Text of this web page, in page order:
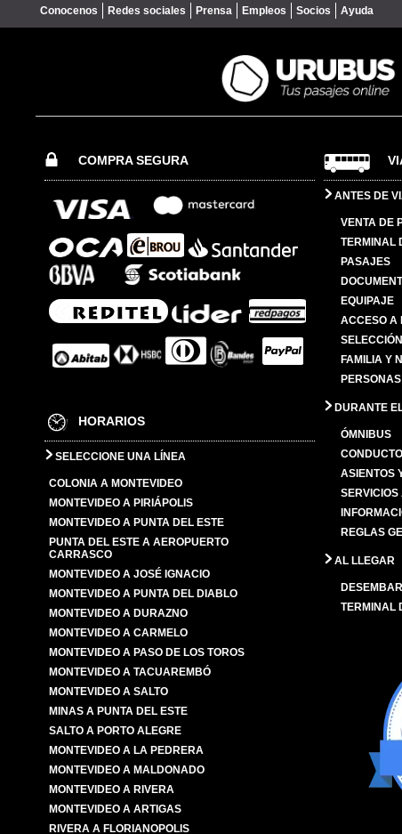
Conocenos Redes sociales Prensa Empleos Socios Ayuda
COMPRA SEGURA
HORARIOS
SELECCIONE UNA LÍNEA
COLONIA A MONTEVIDEO
MONTEVIDEO A PIRIÁPOLIS
MONTEVIDEO A PUNTA DEL ESTE
PUNTA DEL ESTE A AEROPUERTO
CARRASCO
MONTEVIDEO A JOSÉ IGNACIO
MONTEVIDEO A PUNTA DEL DIABLO
MONTEVIDEO A DURAZNO
MONTEVIDEO A CARMELO
MONTEVIDEO A PASO DE LOS TOROS
MONTEVIDEO A TACUAREMBÓ
MONTEVIDEO A SALTO
MINAS A PUNTA DEL ESTE
SALTO A PORTO ALEGRE
MONTEVIDEO A LA PEDRERA
MONTEVIDEO A MALDONADO
MONTEVIDEO A RIVERA
MONTEVIDEO A ARTIGAS
RIVERA A FLORIANOPOLIS
ANTES DE
VENTA DE
TERMINAL
PASAJES
EQUIPAJE
ACCESO A
FAMILIA Y
DURANTE
ÓMNIBUS
ASIENTOS
SERVICIOS
REGLAS
AL LLEGAR
TERMINAL